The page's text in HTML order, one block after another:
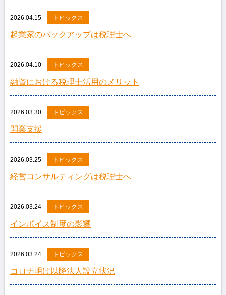
2026.04.15 トピックス
起業家のバックアップは税理士へ
2026.04.10 トピックス
融資における税理士活用のメリット
2026.03.30 トピックス
開業支援
2026.03.25 トピックス
経営コンサルティングは税理士へ
2026.03.24 トピックス
インボイス制度の影響
2026.03.24 トピックス
コロナ明け以降法人設立状況